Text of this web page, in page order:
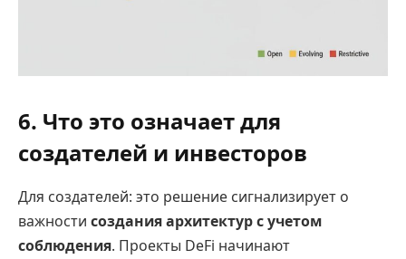
6. Что это означает для
создателей и инвесторов
Для создателей: это решение сигнализирует о
важности создания архитектур с учетом
соблюдения. Проекты DeFi начинают